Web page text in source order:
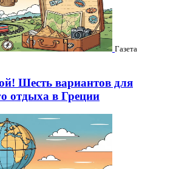
Газета
Шесть вариантов для
отдыха в Греции